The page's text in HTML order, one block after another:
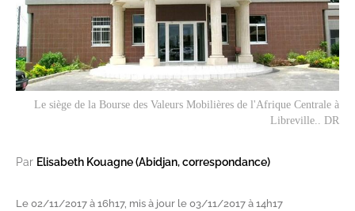
Le siège de la Bourse des Valeurs Mobilières de l'Afrique Centrale à
Libreville.. DR
Par Elisabeth Kouagne (Abidjan, correspondance)
Le 02/11/2017 à 16h17, mis à jour le 03/11/2017 à 14h17